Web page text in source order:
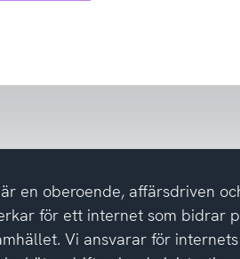
en oberoende, affärsdriven
för ett internet som bidrar
Vi ansvarar för